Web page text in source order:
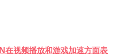
在视频播放和游戏加速方面表